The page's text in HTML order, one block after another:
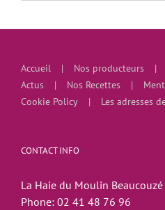
Accueil Nos producteurs
Actus
Nos Recettes
Cookie Policy
Les adresses
CONTACT INFO
La Haie du Moulin Beaucouzé
Phone: 02 41 48 76 96